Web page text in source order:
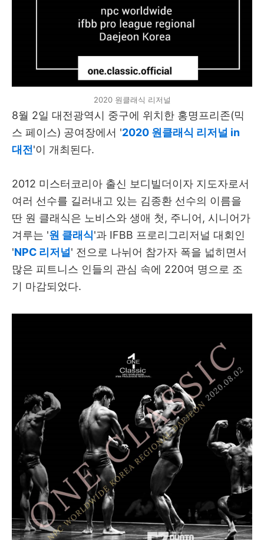
2020 원클래식 리저널
8월 2일 대전광역시 중구에 위치한 홍명프리존(믹
스 페이스) 공여장에서 '2020 원클래식 리저널 in
대전 '이 개최된다.
2012 미스터코리아 출신 보디빌더이자 지도자로서
여러 선수를 길러내고 있는 김종환 선수의 이름을
딴 원 클래식은 노비스와 생애 첫, 주니어, 시니어가
겨루는 '원 클래식'과 IFBB 프로리그리저널 대회인
'NPC 리저널 ' 전으로 나뉘어 참가자 폭을 넓히면서
많은 피트니스 인들의 관심 속에 220여 명으로 조
기 마감되었다.